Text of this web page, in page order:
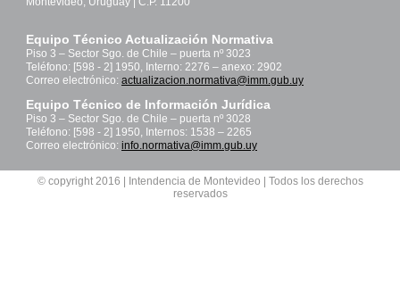
Equipo Técnico Actualización Normativa
Piso 3 – Sector Sgo. de Chile – puerta nº 3023
Teléfono: [598 - 2] 1950, Interno: 2276 – anexo: 2902
Correo electrónico: actualizacion.normativa@imm.gub.uy
Equipo Técnico de Información Jurídica
Piso 3 – Sector Sgo. de Chile – puerta nº 3028
Teléfono: [598 - 2] 1950, Internos: 1538 – 2265
Correo electrónico: info.normativa@imm.gub.uy
© copyright 2016 | Intendencia de Montevideo | Todos los derechos
reservados